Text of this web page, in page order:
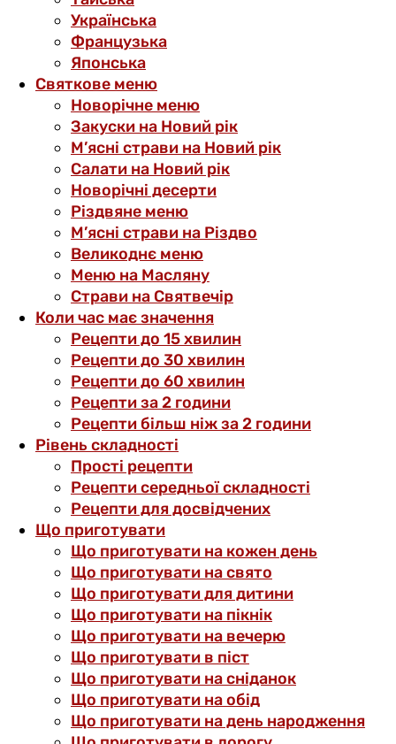
Українська
Французька
Японська
Святкове меню
Новорічне меню
Закуски на Новий рік
М’ясні страви на Новий рік
Салати на Новий рік
Новорічні десерти
Різдвяне меню
М’ясні страви на Різдво
Великоднє меню
Меню на Масляну
Страви на Святвечір
Коли час має значення
Рецепти до 15 хвилин
Рецепти до 30 хвилин
Рецепти до 60 хвилин
Рецепти за 2 години
Рецепти більш ніж за 2 години
Рівень складності
Прості рецепти
Рецепти середньої складності
Рецепти для досвідчених
Що приготувати
Що приготувати на кожен день
Що приготувати на свято
Що приготувати для дитини
Що приготувати на пікнік
Що приготувати на вечерю
Що приготувати в піст
Що приготувати на сніданок
Що приготувати на обід
Що приготувати на день народження